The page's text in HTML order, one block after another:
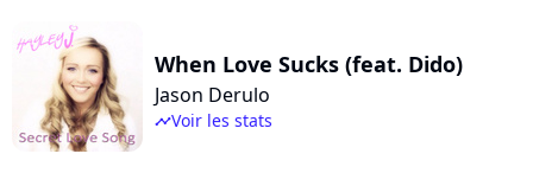
When Love Sucks (feat. Dido)
Jason Derulo
timelineVoir les stats